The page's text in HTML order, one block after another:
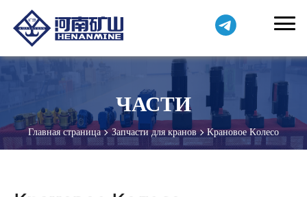
ЧАСТИ
Главная страница Запчасти для кранов Kрановое Kолесо